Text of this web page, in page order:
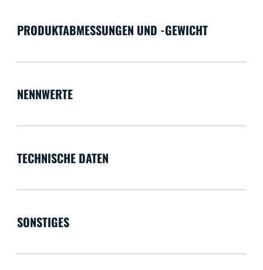
PRODUKTABMESSUNGEN UND -GEWICHT
NENNWERTE
TECHNISCHE DATEN
SONSTIGES